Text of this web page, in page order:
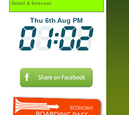
Detail & forecast
Thu 6th Aug PM